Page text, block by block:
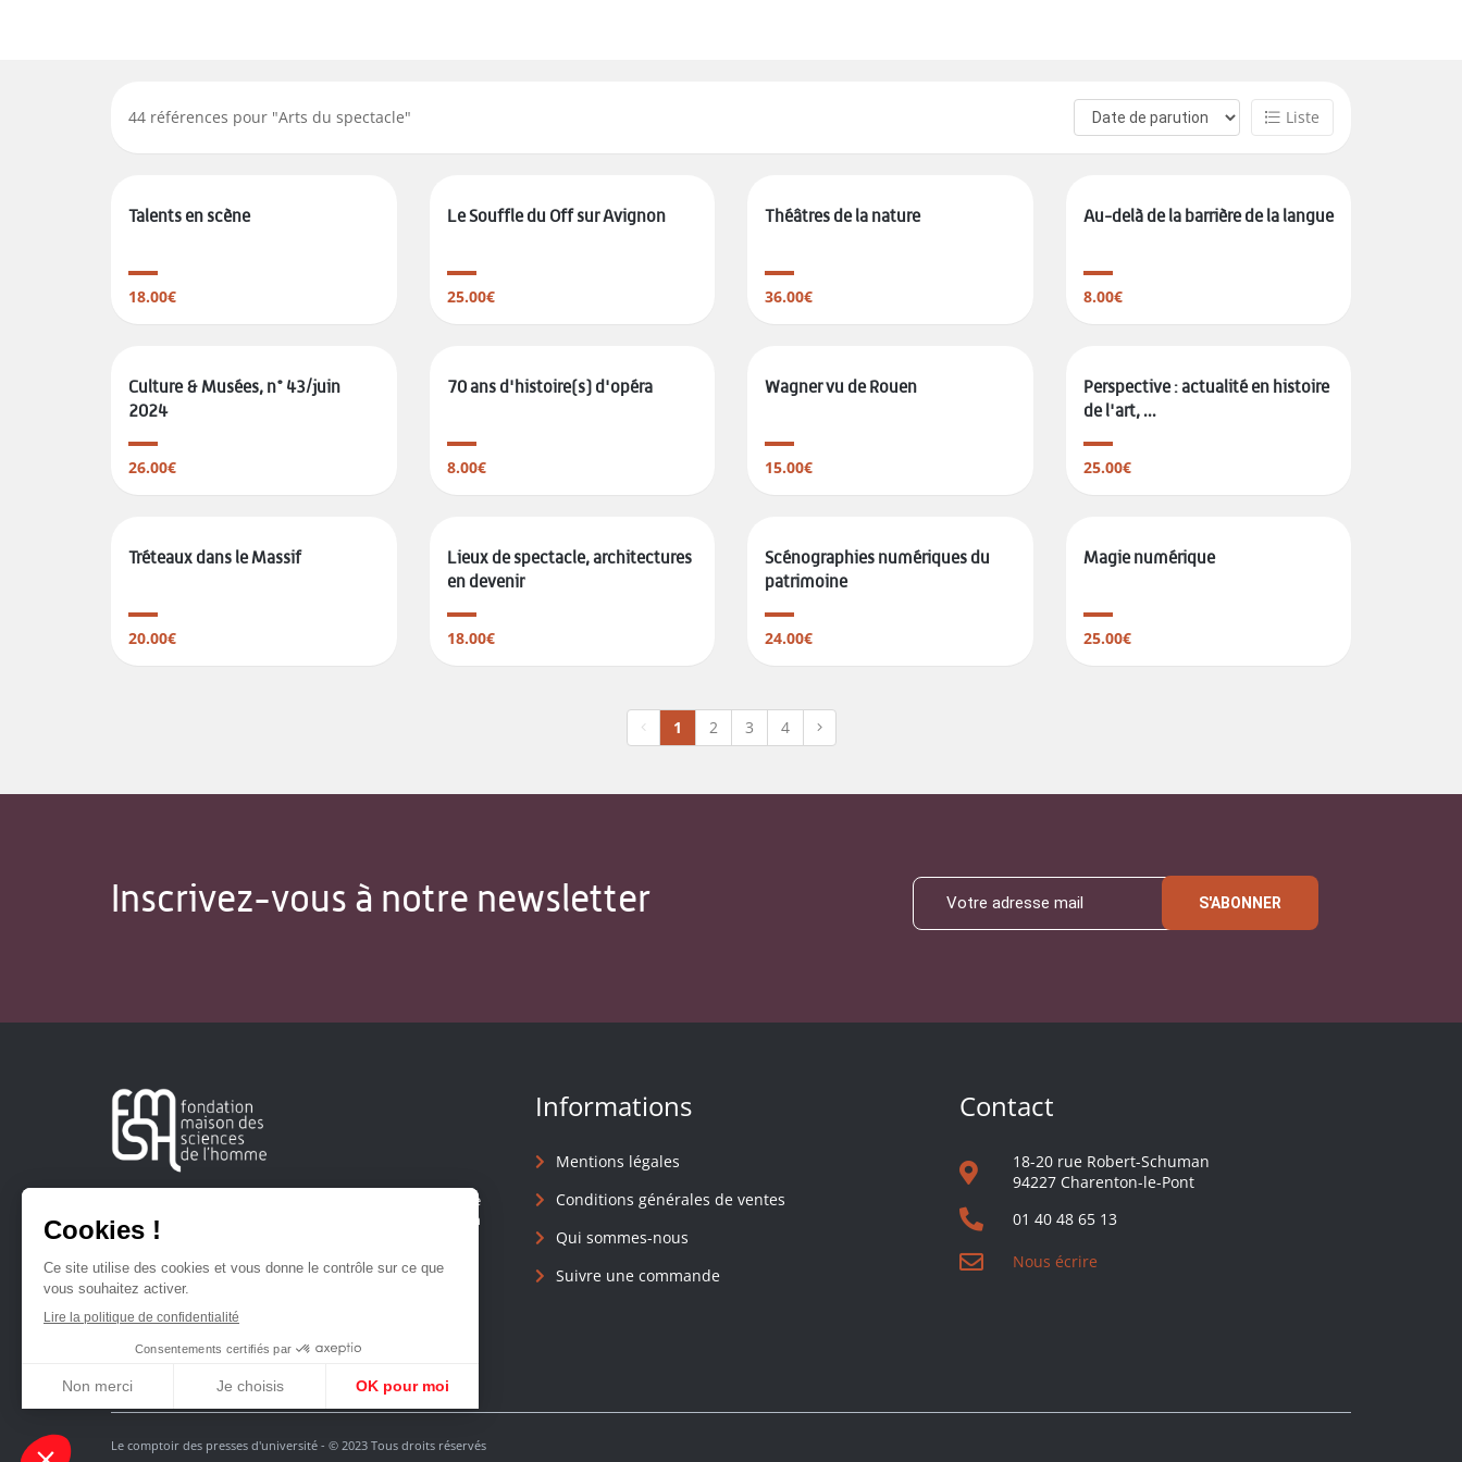
44 références pour "Arts du spectacle" Liste
Talents en scène
18.00€
Le Souffle du Off sur Avignon
25.00€
Théâtres de la nature
36.00€
Au-delà de la barrière de la langue
8.00€
Culture & Musées, n° 43/juin
2024
26.00€
70 ans d'histoire(s) d'opéra
8.00€
Wagner vu de Rouen
15.00€
Perspective : actualité en histoire
de l'art, ...
25.00€
Tréteaux dans le Massif
20.00€
Lieux de spectacle, architectures
en devenir
18.00€
Scénographies numériques du
patrimoine
24.00€
Magie numérique
25.00€
1 2 3 4
Inscrivez-vous à notre newsletter S'ABONNER
Créée en 1963, la Fondation Maison Sciences de l'Homme
soutient la recherche et la diffusion des connaissances en
sciences humaines et sociales.
Informations
Mentions légales
Conditions générales de ventes
Qui sommes-nous
Suivre une commande
Contact
18-20 rue Robert-Schuman
94227 Charenton-le-Pont
01 40 48 65 13
Nous écrire
Le comptoir des presses d'université - © 2023 Tous droits réservés